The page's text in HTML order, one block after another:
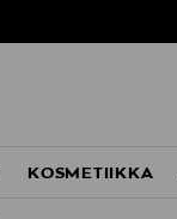
KOSMETIIKKA